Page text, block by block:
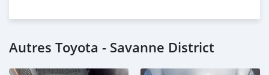
Autres Toyota - Savanne District